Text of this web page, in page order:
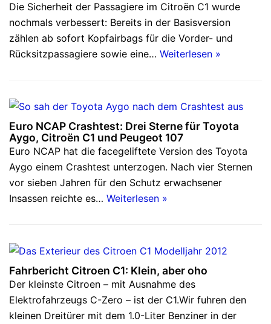
Die Sicherheit der Passagiere im Citroën C1 wurde
nochmals verbessert: Bereits in der Basisversion
zählen ab sofort Kopfairbags für die Vorder- und
Rücksitzpassagiere sowie eine… Weiterlesen »
Euro NCAP Crashtest: Drei Sterne für Toyota
Aygo, Citroën C1 und Peugeot 107
Euro NCAP hat die facegeliftete Version des Toyota
Aygo einem Crashtest unterzogen. Nach vier Sternen
vor sieben Jahren für den Schutz erwachsener
Insassen reichte es… Weiterlesen »
Fahrbericht Citroen C1: Klein, aber oho
Der kleinste Citroen – mit Ausnahme des
Elektrofahrzeugs C-Zero – ist der C1.Wir fuhren den
kleinen Dreitürer mit dem 1.0-Liter Benziner in der